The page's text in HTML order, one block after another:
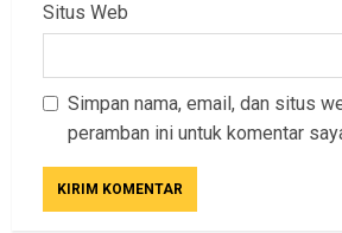
Situs Web
Simpan nama, email, dan situs
peramban ini untuk komentar